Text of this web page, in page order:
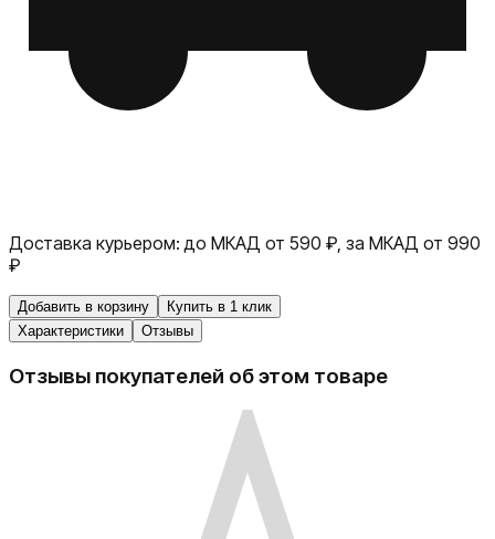
Доставка курьером: до МКАД от 590 ₽, за МКАД от 990
₽
Добавить в корзину
Купить в 1 клик
Характеристики
Отзывы
Отзывы покупателей об этом товаре